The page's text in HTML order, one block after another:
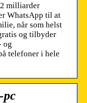
milliarder
WhatsApp til at
når som helst
og tilbyder
og
telefoner i hele
pc